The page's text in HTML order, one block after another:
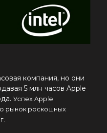
компания, но они
5 млн часов Apple
УспехApple
рынок роскошных